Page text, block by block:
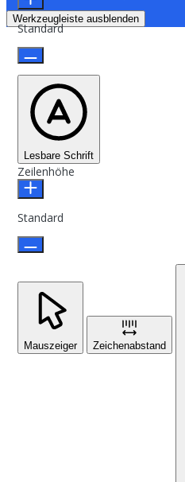
Werkzeugleiste ausblenden
Standard
Lesbare Schrift
Zeilenhöhe
Standard
Mauszeiger Zeichenabstand